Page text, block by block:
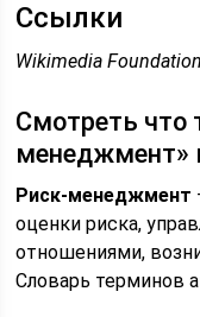
Ссылки
Wikimedia
Смотреть что
менеджмент»
Риск-менеджмент
оценки риска,
отношениями,
Словарь терминов